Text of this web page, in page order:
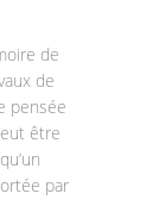
de
de
pensée
être
par